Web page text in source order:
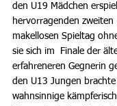
den U19 Mädchen
hervorragenden zweiten
makellosen Spieltag
sie sich im  Finale der
erfahreneren Gegnerin
den U13 Jungen
wahnsinnige